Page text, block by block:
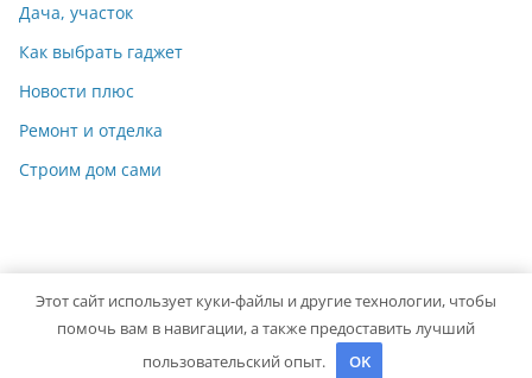
Дача, участок
Как выбрать гаджет
Новости плюс
Ремонт и отделка
Строим дом сами
Copyright © 2026 Мастер на Все Руки. Powered byColorMag
Этот сайт использует куки-файлы и другие технологии, чтобы
помочь вам в навигации, а также предоставить лучший
пользовательский опыт.
OK